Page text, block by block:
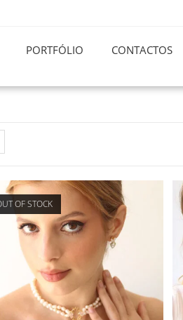
PORTFÓLIO CONTACTOS
OF STOCK